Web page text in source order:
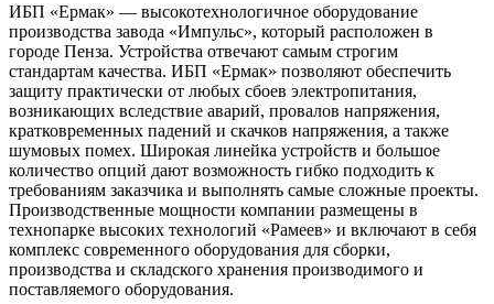
ИБП «Ермак» — высокотехнологичное оборудование
производства завода «Импульс», который расположен в
городе Пенза. Устройства отвечают самым строгим
стандартам качества. ИБП «Ермак» позволяют обеспечить
защиту практически от любых сбоев электропитания,
возникающих вследствие аварий, провалов напряжения,
кратковременных падений и скачков напряжения, а также
шумовых помех. Широкая линейка устройств и большое
количество опций дают возможность гибко подходить к
требованиям заказчика и выполнять самые сложные проекты.
Производственные мощности компании размещены в
технопарке высоких технологий «Рамеев» и включают в себя
комплекс современного оборудования для сборки,
производства и складского хранения производимого и
поставляемого оборудования.